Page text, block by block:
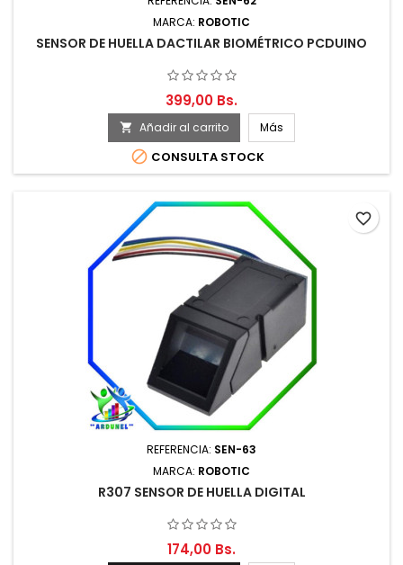
MARCA: ROBOTIC
SENSOR DE HUELLA DACTILAR BIOMÉTRICO PCDUINO
399,00 Bs.
 Añadir al carrito Más
 CONSULTA STOCK
REFERENCIA: SEN-63
MARCA: ROBOTIC
R307 SENSOR DE HUELLA DIGITAL
174,00 Bs.
favorite_border